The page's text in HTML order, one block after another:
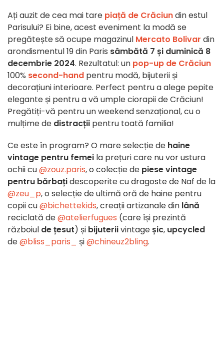
Ați auzit de cea mai tare piață de Crăciundin estul
Parisului? Ei bine, acest eveniment la modă se
pregătește să ocupe magazinul Mercato Bolivar din
arondismentul 19 din Paris sâmbătă 7 și duminică 8
decembrie 2024. Rezultatul: un pop-up de Crăciun
100% second-hand pentru modă, bijuterii și
decorațiuni interioare. Perfect pentru aalege pepite
elegante și pentru a vă umple ciorapii de Crăciun!
Pregătiți-vă pentru un weekend senzațional, cu o
mulțime de distracții pentru toată familia!
Ce este în program? O mare selecție de haine
vintage pentru femei la prețuri care nu vor ustura
ochii cu@zouz.paris, o colecție de piese vintage
pentru bărbațidescoperite cu dragoste de Naf de la
@zeu_p, o selecție de ultimă oră de haine pentru
copii cu@bichettekids, creații artizanale din lână
reciclată de@atelierfugues (care își prezintă
războiul de țesut) și bijuteriivintageșic, upcycled
de@bliss_paris_ și@chineuz2bling.